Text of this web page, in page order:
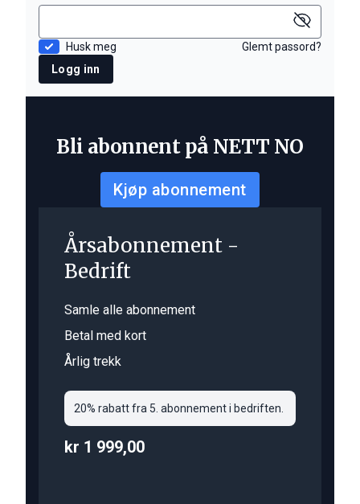
Husk meg
Glemt passord?
Logg inn
Bli abonnent på NETT NO
Kjøp abonnement
Årsabonnement -
Bedrift
Samle alle abonnement
Betal med kort
Årlig trekk
20% rabatt fra 5. abonnement i bedriften.
kr 1 999,00